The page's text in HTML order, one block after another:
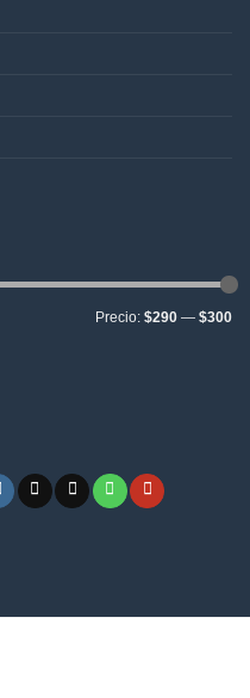
Precio:$290 —$300